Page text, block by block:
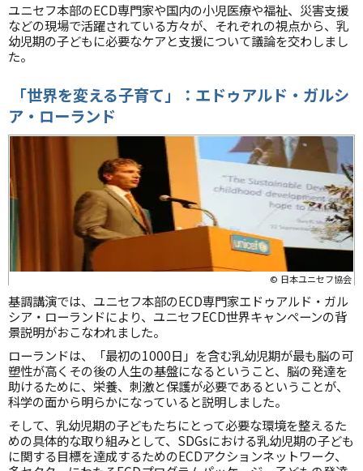
ユニセフ本部のECD専門家や国内の小児医療や福祉、災害支援
などの現場で活躍されている方々が、それぞれの視点から、乳
幼児期の子どもに必要なケアと支援について議論を交わしまし
た。
「世界を変える子育て」：エドゥアルド・ガルシ
ア・ローランド
© 日本ユニセフ協会
基調講演では、ユニセフ本部のECD専門家エドゥアルド・ガル
シア・ローランドにより、ユニセフECD世界キャンペーンの背
景説明がおこなわれました。
ローランドは、「最初の1000日」を含む乳幼児期が最も脳の可
塑性が高くその後の人生の基盤になるということ、脳の発達を
助けるために、栄養、刺激と保護が必要であるということが、
科学の面から明らかになっていると説明しました。
そして、乳幼児期の子どもたちにとって必要な環境を整えるた
めの具体的な取り組みとして、SDGsにおける乳幼児期の子ども
に関する目標を達成するためのECDアクションネットワーク、